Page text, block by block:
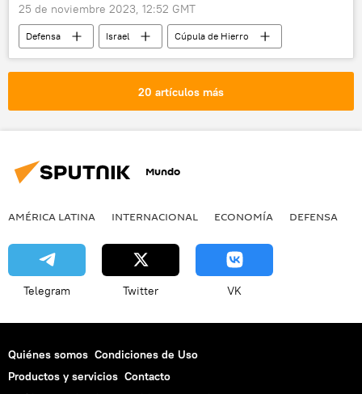
25 de noviembre 2023, 12:52 GMT
Defensa Israel
Cúpula de Hierro
defensa aérea
🌍 Oriente Medio
🛡️ Industria militar
20 artículos más
Mundo
AMÉRICA LATINA INTERNACIONAL ECONOMÍA DEFENSA
Telegram Twitter VK
Quiénes somos Condiciones de Uso
Productos y servicios Contacto